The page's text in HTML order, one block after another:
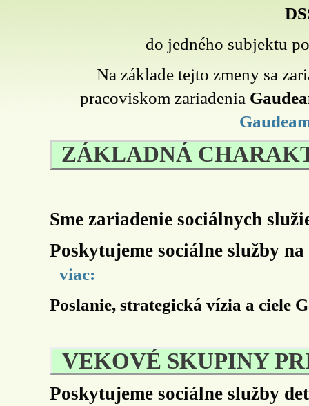
do jedného subjektu
Na základe tejto zmeny sa
pracoviskom zariadenia
ZÁKLADNÁ
Sme zariadenie sociálnych
Poskytujeme sociálne služby
viac:
Poslanie, strategická vízia a ciele
VEKOVÉ SKUPINY
Poskytujeme sociálne služby